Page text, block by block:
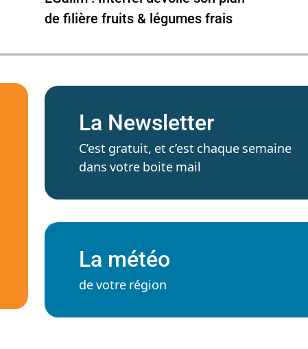
de filière fruits & légumes frais
La Newsletter
C’est gratuit, et c’est chaque semaine
dans votre boite mail
La météo
de votre région